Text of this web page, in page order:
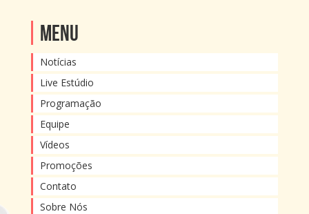
Menu
Notícias
Live Estúdio
Programação
Equipe
Vídeos
Promoções
Contato
Sobre Nós